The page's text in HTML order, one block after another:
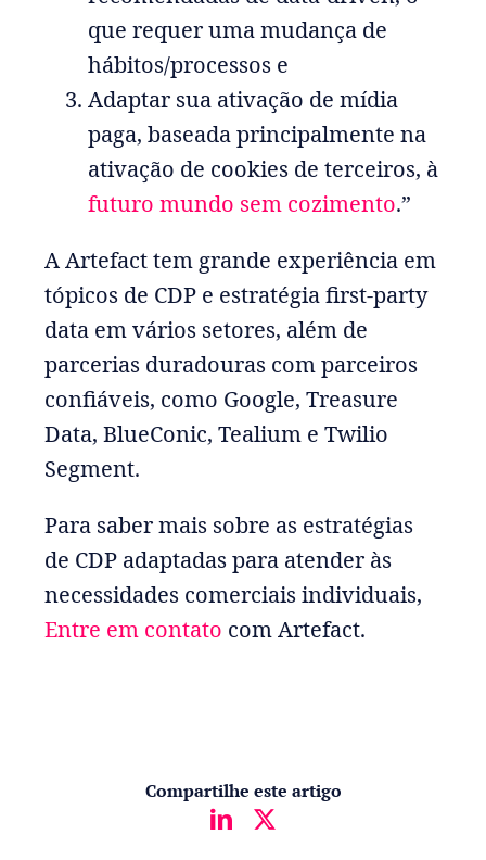
que requer uma mudança de
hábitos/processos e
Adaptar sua ativação de mídia
paga, baseada principalmente na
ativação de cookies de terceiros, à
futuro mundo sem cozimento.”
A Artefact tem grande experiência em
tópicos de CDP e estratégia first-party
data em vários setores, além de
parcerias duradouras com parceiros
confiáveis, como Google, Treasure
Data, BlueConic, Tealium e Twilio
Segment.
Para saber mais sobre as estratégias
de CDP adaptadas para atender às
necessidades comerciais individuais,
Entre em contato com Artefact.
Compartilhe este artigo